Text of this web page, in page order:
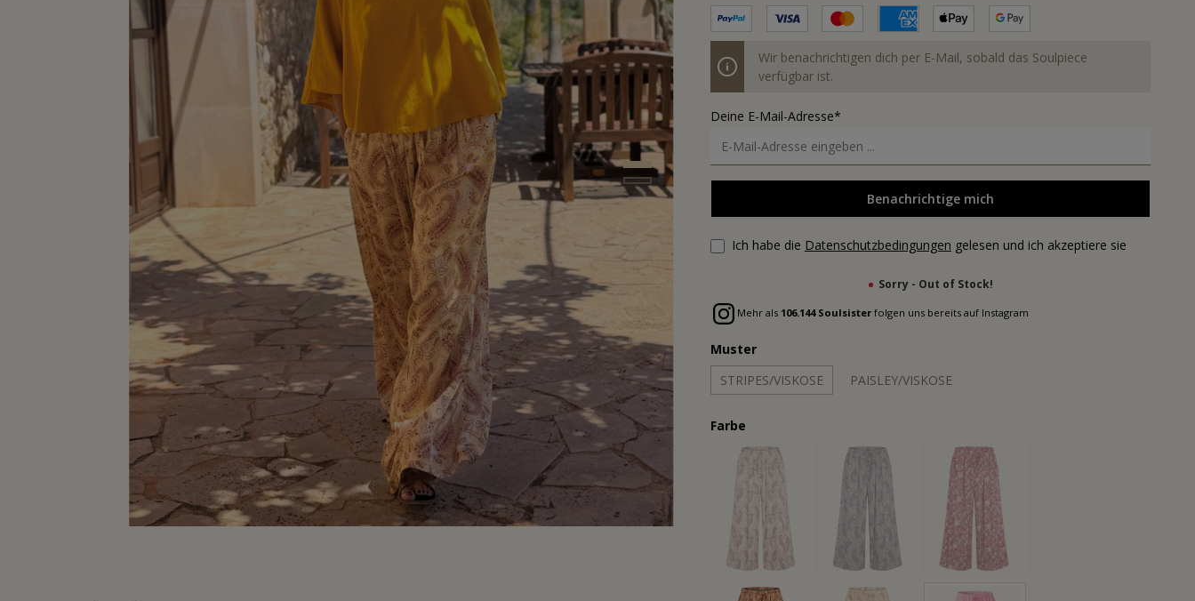
Wir benachrichtigen dich per E-Mail, sobald das Soulpiece
verfügbar ist.
Deine E-Mail-Adresse*
Benachrichtige mich
Ich habe die Datenschutzbedingungen gelesen und ich akzeptiere sie
Sorry - Out of Stock!
Mehr als 106.144 Soulsisterfolgen uns bereits auf Instagram
Muster
STRIPES/VISKOSE
PAISLEY/VISKOSE
Farbe